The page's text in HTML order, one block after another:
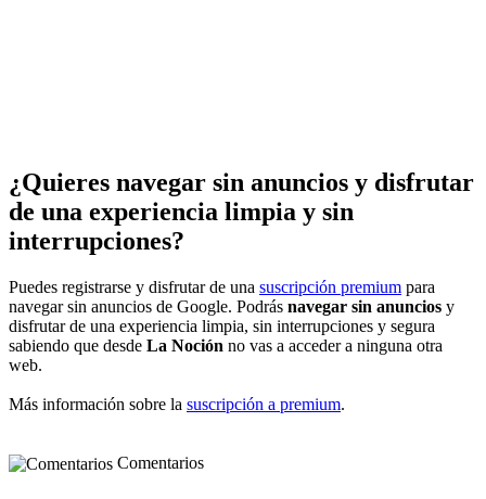
¿Quieres navegar sin anuncios y disfrutar
de una experiencia limpia y sin
interrupciones?
Puedes registrarse y disfrutar de una suscripción premium para
navegar sin anuncios de Google. Podrás navegar sin anuncios y
disfrutar de una experiencia limpia, sin interrupciones y segura
sabiendo que desde La Noción no vas a acceder a ninguna otra
web.
Más información sobre la suscripción a premium.
Comentarios